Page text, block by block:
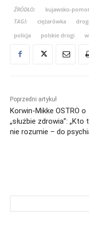
ŹRÓDŁO:
kujawsko-
TAGI:
ciężarówka
policja
polskie drogi
Poprzedni artykuł
Korwin-Mikke OSTRO o
„służbie zdrowia”: „Kto
nie rozumie – do